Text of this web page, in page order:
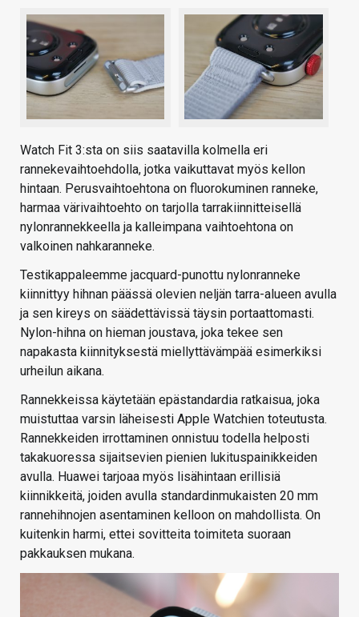
Watch Fit 3:sta on siis saatavilla kolmella eri
rannekevaihtoehdolla, jotka vaikuttavat myös kellon
hintaan. Perusvaihtoehtona on fluorokuminen ranneke,
harmaa värivaihtoehto on tarjolla tarrakiinnitteisellä
nylonrannekkeella ja kalleimpana vaihtoehtona on
valkoinen nahkaranneke.
Testikappaleemme jacquard-punottu nylonranneke
kiinnittyy hihnan päässä olevien neljän tarra-alueen avulla
ja sen kireys on säädettävissä täysin portaattomasti.
Nylon-hihna on hieman joustava, joka tekee sen
napakasta kiinnityksestä miellyttävämpää esimerkiksi
urheilun aikana.
Rannekkeissa käytetään epästandardia ratkaisua, joka
muistuttaa varsin läheisesti Apple Watchien toteutusta.
Rannekkeiden irrottaminen onnistuu todella helposti
takakuoressa sijaitsevien pienien lukituspainikkeiden
avulla. Huawei tarjoaa myös lisähintaan erillisiä
kiinnikkeitä, joiden avulla standardinmukaisten 20 mm
rannehihnojen asentaminen kelloon on mahdollista. On
kuitenkin harmi, ettei sovitteita toimiteta suoraan
pakkauksen mukana.